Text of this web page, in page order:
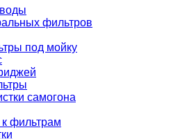
фильтров
под мойку
самогона
фильтрам